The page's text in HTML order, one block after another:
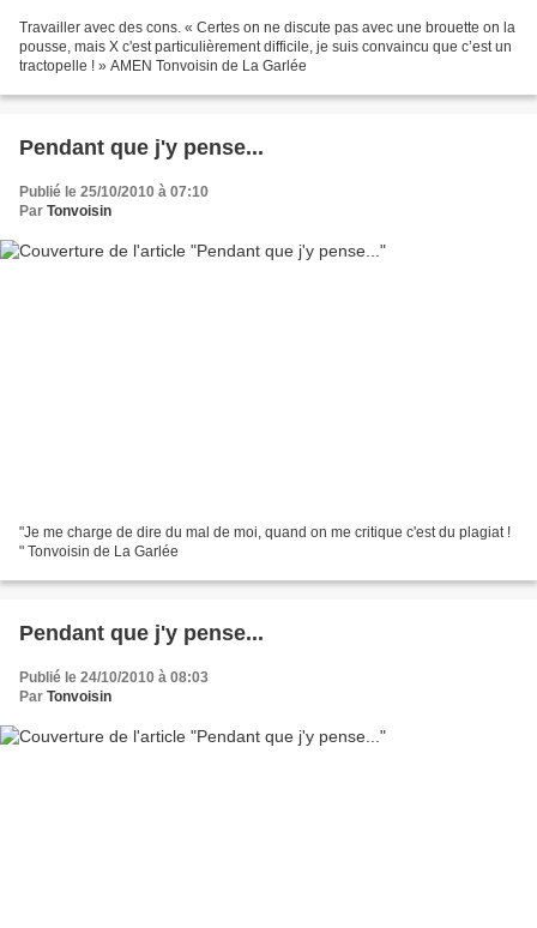
Travailler avec des cons. « Certes on ne discute pas avec une brouette on la
pousse, mais X c'est particulièrement difficile, je suis convaincu que c’est un
tractopelle ! » AMEN Tonvoisin de La Garlée
Pendant que j'y pense...
Publié le 25/10/2010 à 07:10
Par Tonvoisin
"Je me charge de dire du mal de moi, quand on me critique c'est du plagiat !
" Tonvoisin de La Garlée
Pendant que j'y pense...
Publié le 24/10/2010 à 08:03
Par Tonvoisin